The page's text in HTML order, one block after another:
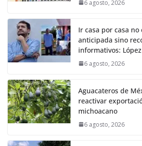
6 agosto, 2026
Ir casa por casa no
anticipada sino
informativos:
6 agosto, 2026
Aguacateros de
reactivar
michoacano
6 agosto, 2026